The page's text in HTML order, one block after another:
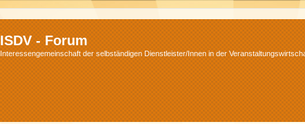
ISDV - Forum
Interessengemeinschaft der selbständigen Dienstleister/Innen in der